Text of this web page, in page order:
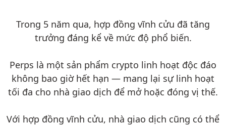
Trong 5 năm qua, hợp đồng vĩnh cửu đã tăng
trưởng đáng kể về mức độ phổ biến.
Perps là một sản phẩm crypto linh hoạt độc đáo
không bao giờ hết hạn — mang lại sự linh hoạt
tối đa cho nhà giao dịch để mở hoặc đóng vị thế.
Với hợp đồng vĩnh cửu, nhà giao dịch cũng có thể